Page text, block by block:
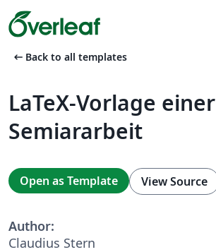
arrow_left_alt Back to all templates
LaTeX-Vorlage einer
Semiararbeit
Open as Template View Source
Author:
Claudius Stern